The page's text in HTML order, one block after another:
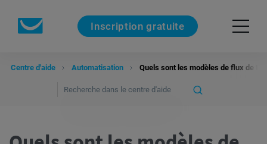
Inscription gratuite
Centre d'aide Automatisation Quels sont les modèles de flux de